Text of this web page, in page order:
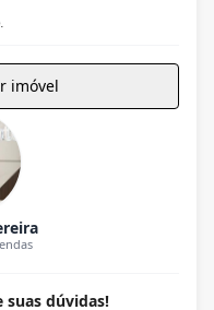
imóvel
suas dúvidas!